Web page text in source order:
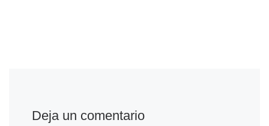
Deja un comentario